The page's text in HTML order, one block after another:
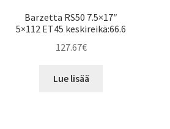
Barzetta RS50 7.5×17″
5×112 ET45 keskireikä:66.6
127.67€
Lue lisää